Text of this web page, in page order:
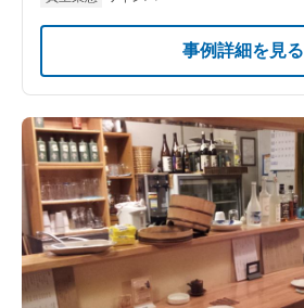
事例詳細を見る